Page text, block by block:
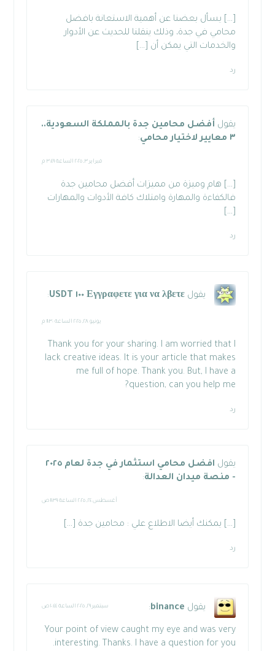
[…] يسأل بعضنا عن أهمية الاستعانة بافضل
محامي في جدة، وذلك ينقلنا للحديث عن الأدوار
والخدمات التي يمكن أن […]
رد
يقول أفضل محامين جدة بالمملكة السعودية..
٣ معايير لاختيار محامي
:
فبراير ٣, ٢٠٢٥ الساعة ٣:٤٩ م
[…] هام وميزة من مميزات أفضل محامين جدة
فالكفاءة والمهارة وامتلاك كافة الأدوات والمهارات
[…]
رد
يقول Εγγραφετε για να λβετε ١٠٠ USDT :
يونيو ٢٨, ٢٠٢٥ الساعة ١١:٣٠ م
Thank you for your sharing. I am worried that I
lack creative ideas. It is your article that makes
me full of hope. Thank you. But, I have a
question, can you help me?
رد
يقول
افضل محامي استثمار في جدة لعام ٢٠٢٥
- منصة ميدان العدالة:
أغسطس ٢٤, ٢٠٢٥ الساعة ١١:٣٩ ص
[…] يمكنك أيضا الاطلاع علي : محامين جدة […]
رد
يقول binance
: سبتمبر ٢٩, ٢٠٢٥ الساعة ١٠:٤٤ ص
Your point of view caught my eye and was very
interesting. Thanks. I have a question for you.